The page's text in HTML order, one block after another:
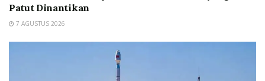
Patut Dinantikan
7 AGUSTUS 2026